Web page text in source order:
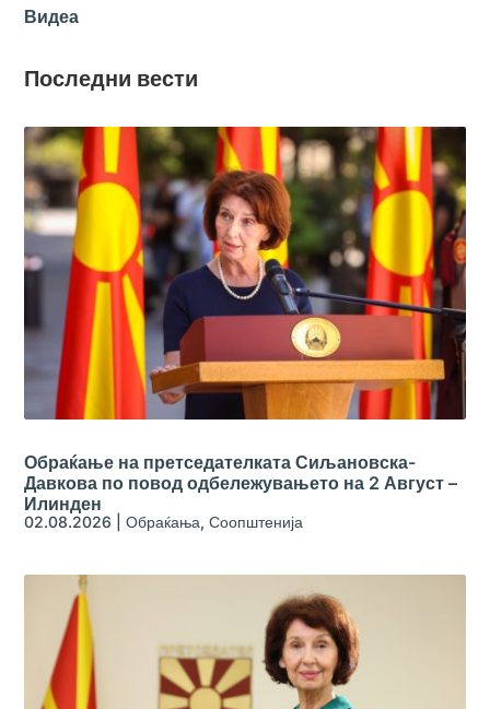
Видеа
Последни вести
Обраќање на претседателката Сиљановска-
Давкова по повод одбележувањето на 2 Август –
Илинден
02.08.2026 |Обраќања,Соопштенија